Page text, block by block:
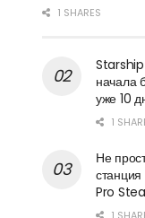
1 SHARES
Starship
начала
уже 10
1
Не
Pro
1